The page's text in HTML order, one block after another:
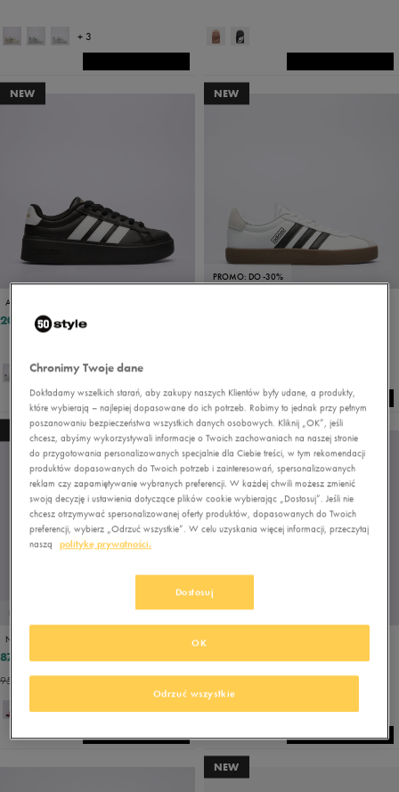
+ 3
NEW
ADIDAS STREETTALK BOLD
203,99 zł
NEW
PROMO: DO -30%
NEW
87,99 zł
95,99 zł- najniższa cena
NEW
PROMO: DO -30%
119,99 zł- najniższa cena
NEW
Chronimy Twoje dane
Dokładamy wszelkich starań, aby zakupy naszych Klientów były udane, a produkty,
które wybierają – najlepiej dopasowane do ich potrzeb. Robimy to jednak przy pełnym
poszanowaniu bezpieczeństwa wszystkich danych osobowych. Kliknij „OK”, jeśli
chcesz, abyśmy wykorzystywali informacje o Twoich zachowaniach na naszej stronie
do przygotowania personalizowanych specjalnie dla Ciebie treści, w tym rekomendacji
produktów dopasowanych do Twoich potrzeb i zainteresowań, spersonalizowanych
reklam czy zapamiętywanie wybranych preferencji. W każdej chwili możesz zmienić
swoją decyzję i ustawienia dotyczące plików cookie wybierając „Dostosuj”. Jeśli nie
chcesz otrzymywać spersonalizowanej oferty produktów, dopasowanych do Twoich
preferencji, wybierz „Odrzuć wszystkie”. W celu uzyskania więcej informacji, przeczytaj
naszą
politykę prywatności.
Dostosuj
Odrzuć wszystkie
OK